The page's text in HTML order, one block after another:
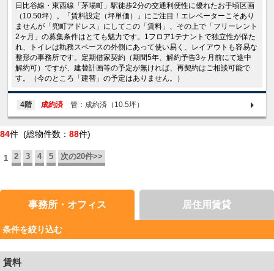
日比谷線・東西線「茅場町」駅徒歩2分の交通利便性に優れたお手頃区画
（10.50坪）。「賃料設定（坪単価）」にご注目！エレベーターこそあり
ませんが「兜町アドレス」にしてこの「賃料」、その上で「フリーレント
2ヶ月」の募集条件はとても魅力です。1フロア1テナントで独立性が保た
れ、トイレは執務スペースの外側にあって使い易く、レイアウトも容易な
整形の事務所です。定期借家契約（期間5年、解約予告3ヶ月前にて途中
解約可）ですが、建替計画等の予定が無ければ、再契約はご相談可能で
す。（今のところ「建替」の予定はありません。）
4階 成約済 管：成約済（10.5坪）
84件 (総物件数： 88件)
1 2 3 4 5 次の20件>>
事務所・オフィス 居住用賃貸
条件を絞り込む
賃料